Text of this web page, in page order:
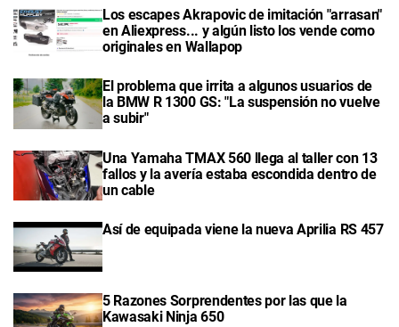
Los escapes Akrapovic de imitación "arrasan"
en Aliexpress... y algún listo los vende como
originales en Wallapop
El problema que irrita a algunos usuarios de
la BMW R 1300 GS: "La suspensión no vuelve
a subir"
Una Yamaha TMAX 560 llega al taller con 13
fallos y la avería estaba escondida dentro de
un cable
Así de equipada viene la nueva Aprilia RS 457
5 Razones Sorprendentes por las que la
Kawasaki Ninja 650